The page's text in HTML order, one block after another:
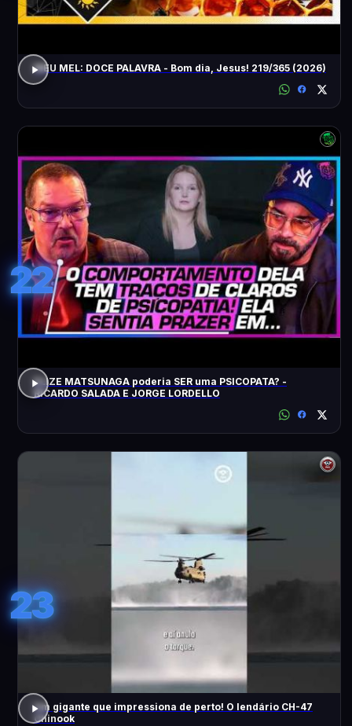
MEU MEL: DOCE PALAVRA - Bom dia, Jesus! 219/365 (2026)
22
ELIZE MATSUNAGA poderia SER uma PSICOPATA? -
RICARDO SALADA E JORGE LORDELLO
23
Um gigante que impressiona de perto! O lendário CH-47
Chinook